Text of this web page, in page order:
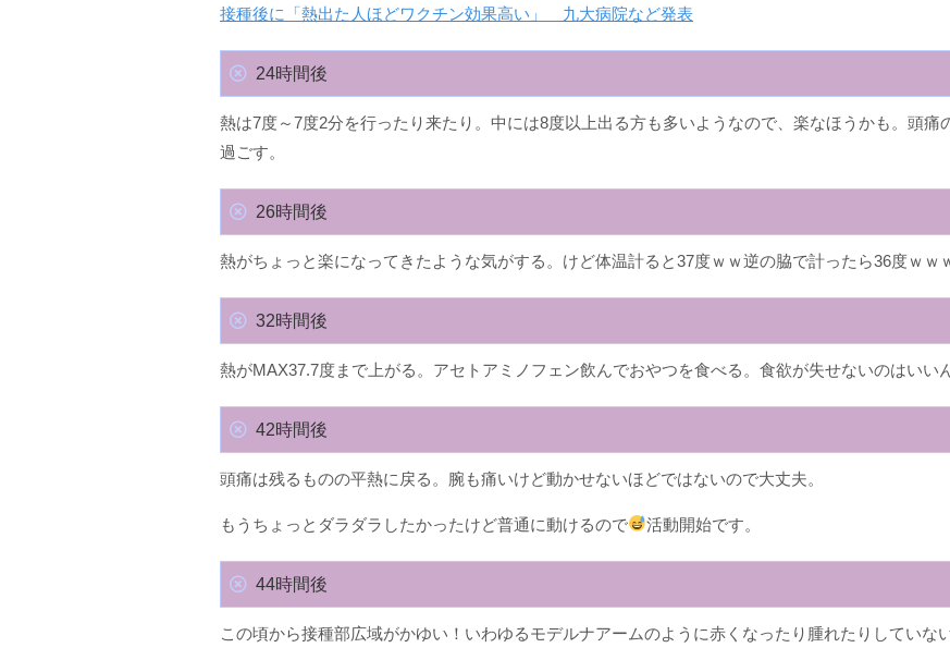
接種後に「熱出た人ほどワクチン効果高い」 九大病院など発表
24時間後
熱は7度～7度2分を行ったり来たり。中には8度以上出る方も多いようなので、楽なほうかも。頭痛
過ごす。
26時間後
熱がちょっと楽になってきたような気がする。けど体温計ると37度ｗｗ逆の脇で計ったら36度ｗｗ
32時間後
熱がMAX37.7度まで上がる。アセトアミノフェン飲んでおやつを食べる。食欲が失せないのはいい
42時間後
頭痛は残るものの平熱に戻る。腕も痛いけど動かせないほどではないので大丈夫。
もうちょっとダラダラしたかったけど普通に動けるので 活動開始です。
44時間後
この頃から接種部広域がかゆい！いわゆるモデルナアームのように赤くなったり腫れたりしていな